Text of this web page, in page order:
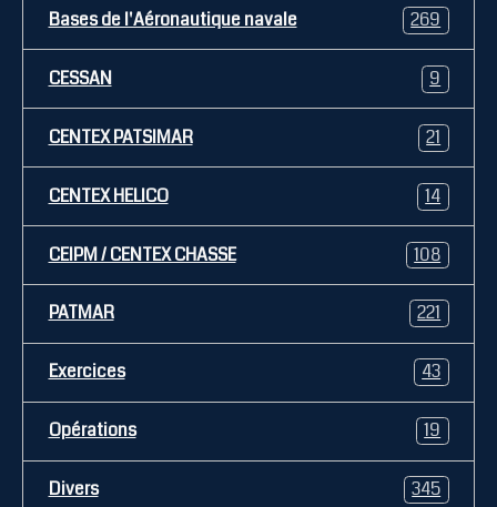
Bases de l'Aéronautique navale 269
CESSAN 9
CENTEX PATSIMAR 21
CENTEX HELICO 14
CEIPM / CENTEX CHASSE 108
PATMAR 221
Exercices 43
Opérations 19
Divers 345